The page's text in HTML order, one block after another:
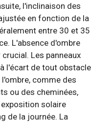
l'inclinaison des
en fonction de la
entre 30 et 35
L'absence d'ombre
Les panneaux
l'écart de tout obstacle
comme des
ou des cheminées,
solaire
de la journée. La